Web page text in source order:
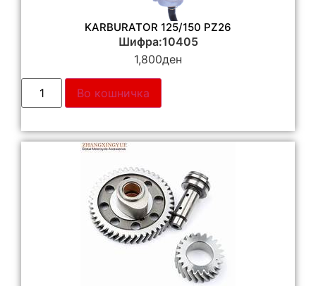
KARBURATOR 125/150 PZ26
Шифра:10405
1,800ден
Во кошничка